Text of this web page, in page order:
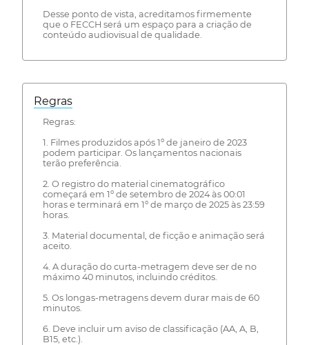
Desse ponto de vista, acreditamos firmemente
que o FECCH será um espaço para a criação de
conteúdo audiovisual de qualidade.
Regras
Regras:
1. Filmes produzidos após 1º de janeiro de 2023
podem participar. Os lançamentos nacionais
terão preferência.
2. O registro do material cinematográfico
começará em 1º de setembro de 2024 às 00:01
horas e terminará em 1º de março de 2025 às 23:59
horas.
3. Material documental, de ficção e animação será
aceito.
4. A duração do curta-metragem deve ser de no
máximo 40 minutos, incluindo créditos.
5. Os longas-metragens devem durar mais de 60
minutos.
6. Deve incluir um aviso de classificação (AA, A, B,
B15, etc.).